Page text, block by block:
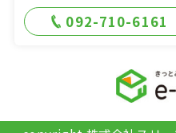
092-710-6161